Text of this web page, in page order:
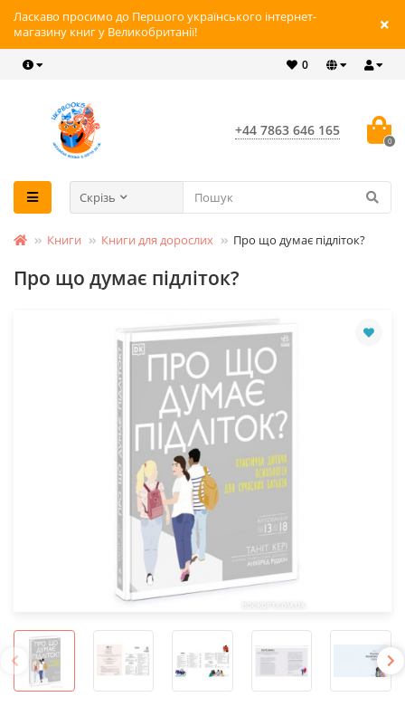
Ласкаво просимо до Першого українського інтернет-
магазину книг у Великобританії!
0
+44 7863 646 165
0
Скрізь
Книги Книги для дорослих Про що думає підліток?
Про що думає підліток?